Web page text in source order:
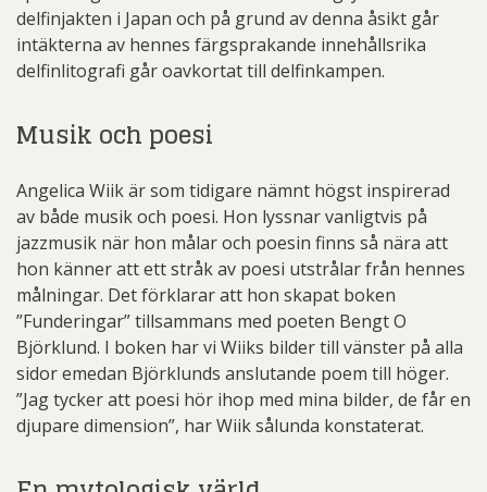
delfinjakten i Japan och på grund av denna åsikt går
intäkterna av hennes färgsprakande innehållsrika
delfinlitografi går oavkortat till delfinkampen.
Musik och poesi
Angelica Wiik är som tidigare nämnt högst inspirerad
av både musik och poesi. Hon lyssnar vanligtvis på
jazzmusik när hon målar och poesin finns så nära att
hon känner att ett stråk av poesi utstrålar från hennes
målningar. Det förklarar att hon skapat boken
”Funderingar” tillsammans med poeten Bengt O
Björklund. I boken har vi Wiiks bilder till vänster på alla
sidor emedan Björklunds anslutande poem till höger.
”Jag tycker att poesi hör ihop med mina bilder, de får en
djupare dimension”, har Wiik sålunda konstaterat.